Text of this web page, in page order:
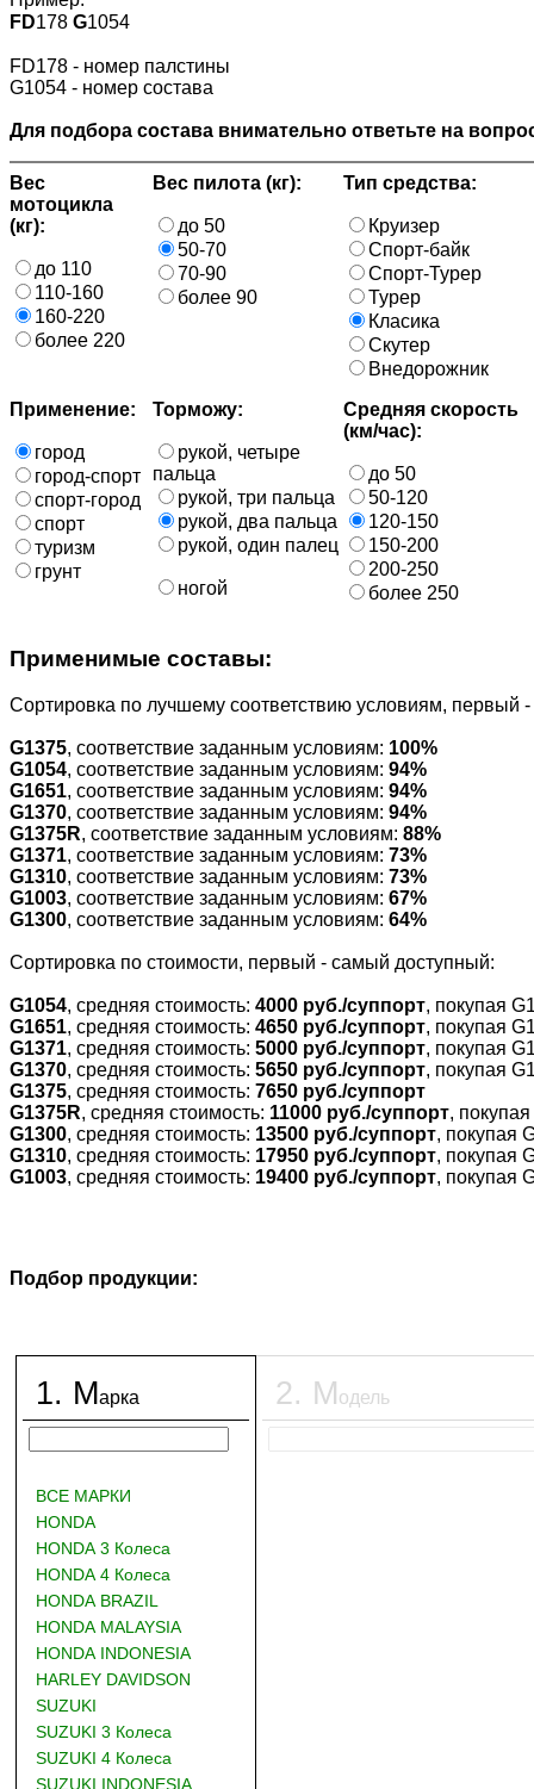
FD178 G1054
FD178 - номер палстины
G1054 - номер состава
Для подбора состава внимательно ответьте на
Вес
мотоцикла
(кг):
до 110
110-160
160-220
более 220
Вес пилота (кг):
до 50
50-70
70-90
более 90
Тип средства:
Круизер
Спорт-байк
Спорт-Турер
Турер
Класика
Скутер
Внедорожник
Применение:
город
город-спорт
спорт-город
спорт
туризм
грунт
Торможу:
рукой, четыре
пальца
рукой, три пальца
рукой, два пальца
рукой, один палец
ногой
Средняя скорость
(км/час):
до 50
50-120
120-150
150-200
200-250
более 250
Применимые составы:
Cортировка по лучшему соответствию условиям, первый
G1375, соответствие заданным условиям: 100%
G1054, соответствие заданным условиям: 94%
G1651, соответствие заданным условиям: 94%
G1370, соответствие заданным условиям: 94%
G1375R, соответствие заданным условиям: 88%
G1371, соответствие заданным условиям: 73%
G1310, соответствие заданным условиям: 73%
G1003, соответствие заданным условиям: 67%
G1300, соответствие заданным условиям: 64%
Cортировка по стоимости, первый - самый доступный:
G1054, средняя стоимость: 4000 руб./суппорт, покупая
G1651, средняя стоимость: 4650 руб./суппорт, покупая
G1371, средняя стоимость: 5000 руб./суппорт, покупая
G1370, средняя стоимость: 5650 руб./суппорт, покупая
G1375, средняя стоимость: 7650 руб./суппорт
G1375R, средняя стоимость: 11000 руб./суппорт,
G1300, средняя стоимость: 13500 руб./суппорт, покупая
G1310, средняя стоимость: 17950 руб./суппорт, покупая
G1003, средняя стоимость: 19400 руб./суппорт, покупая
Подбор продукции:
1. Марка
ВСЕ МАРКИ
HONDA
HONDA 3 Колеса
HONDA 4 Колеса
HONDA BRAZIL
HONDA MALAYSIA
HONDA INDONESIA
HARLEY DAVIDSON
SUZUKI
SUZUKI 3 Колеса
SUZUKI 4 Колеса
SUZUKI INDONESIA
2. Модель